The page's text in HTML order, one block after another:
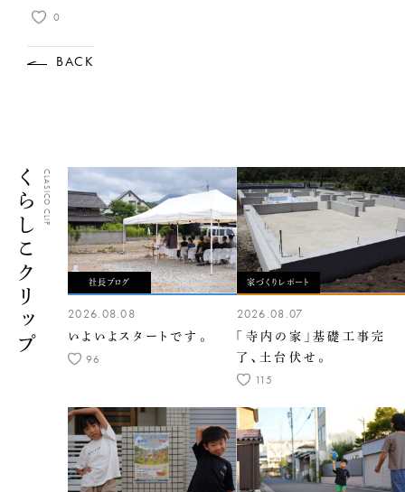
0
BACK
くらしこクリップCLASICO CLIP
社長ブログ
2026.08.08
いよいよスタートです。
96
家づくりレポート
2026.08.07
「寺内の家」基礎工事完
了、土台伏せ。
115